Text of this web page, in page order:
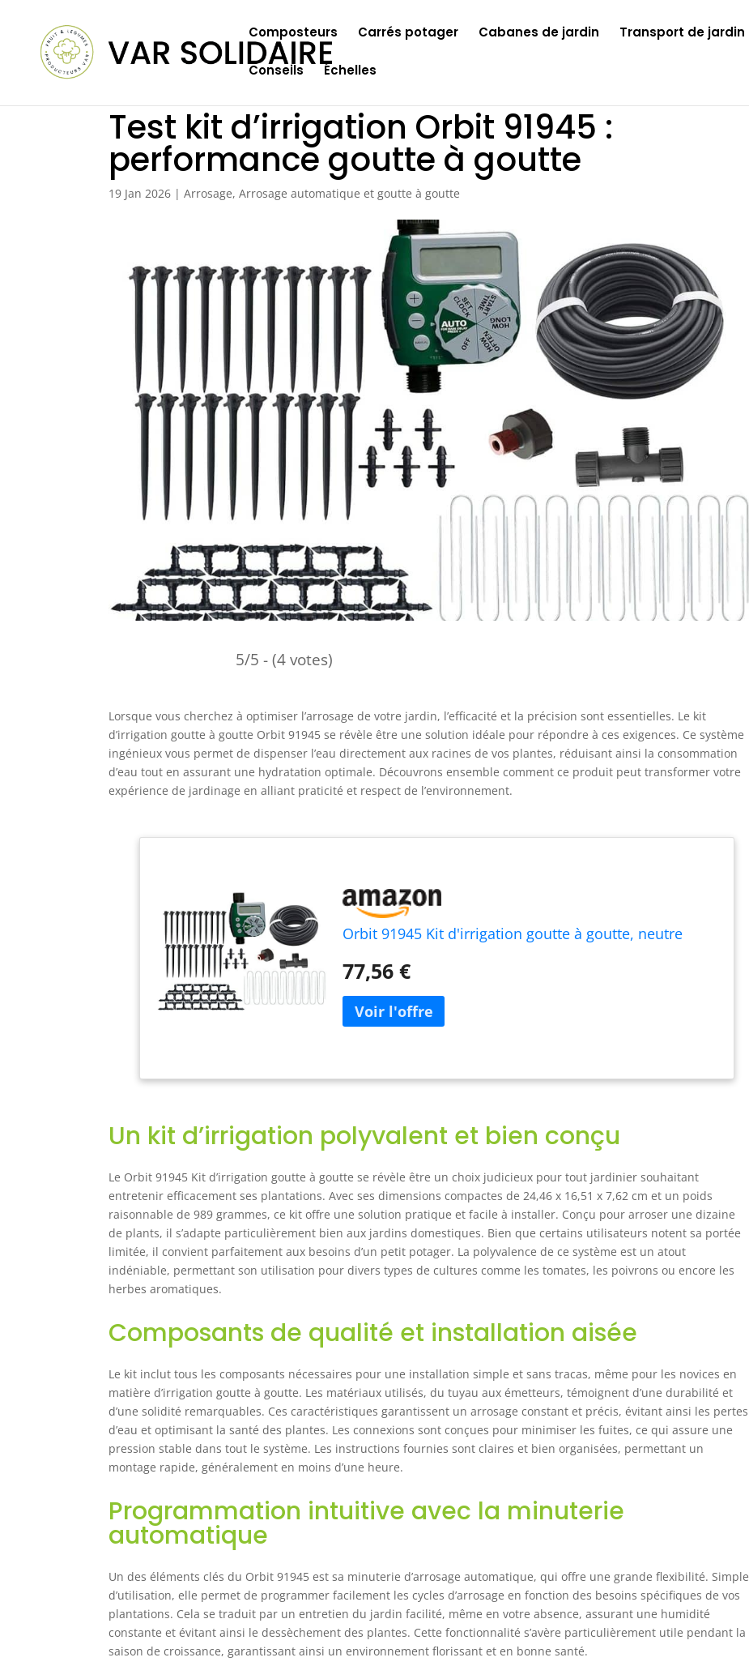
Composteurs Carrés potager Cabanes de jardin Transport de jardin
Conseils Échelles
Test kit d’irrigation Orbit 91945 :
performance goutte à goutte
19 Jan 2026 |Arrosage,Arrosage automatique et goutte à goutte
5/5 - (4 votes)
Lorsque vous cherchez à optimiser l’arrosage de votre jardin, l’efficacité et la précision sont essentielles. Le kit
d’irrigation goutte à goutte Orbit 91945 se révèle être une solution idéale pour répondre à ces exigences. Ce système
ingénieux vous permet de dispenser l’eau directement aux racines de vos plantes, réduisant ainsi la consommation
d’eau tout en assurant une hydratation optimale. Découvrons ensemble comment ce produit peut transformer votre
expérience de jardinage en alliant praticité et respect de l’environnement.
Orbit 91945 Kit d'irrigation goutte à goutte, neutre
77,56 €
Un kit d’irrigation polyvalent et bien conçu
Le Orbit 91945 Kit d’irrigation goutte à goutte se révèle être un choix judicieux pour tout jardinier souhaitant
entretenir efficacement ses plantations. Avec ses dimensions compactes de 24,46 x 16,51 x 7,62 cm et un poids
raisonnable de 989 grammes, ce kit offre une solution pratique et facile à installer. Conçu pour arroser une dizaine
de plants, il s’adapte particulièrement bien aux jardins domestiques. Bien que certains utilisateurs notent sa portée
limitée, il convient parfaitement aux besoins d’un petit potager. La polyvalence de ce système est un atout
indéniable, permettant son utilisation pour divers types de cultures comme les tomates, les poivrons ou encore les
herbes aromatiques.
Composants de qualité et installation aisée
Le kit inclut tous les composants nécessaires pour une installation simple et sans tracas, même pour les novices en
matière d’irrigation goutte à goutte. Les matériaux utilisés, du tuyau aux émetteurs, témoignent d’une durabilité et
d’une solidité remarquables. Ces caractéristiques garantissent un arrosage constant et précis, évitant ainsi les pertes
d’eau et optimisant la santé des plantes. Les connexions sont conçues pour minimiser les fuites, ce qui assure une
pression stable dans tout le système. Les instructions fournies sont claires et bien organisées, permettant un
montage rapide, généralement en moins d’une heure.
Programmation intuitive avec la minuterie
automatique
Un des éléments clés du Orbit 91945 est sa minuterie d’arrosage automatique, qui offre une grande flexibilité. Simple
d’utilisation, elle permet de programmer facilement les cycles d’arrosage en fonction des besoins spécifiques de vos
plantations. Cela se traduit par un entretien du jardin facilité, même en votre absence, assurant une humidité
constante et évitant ainsi le dessèchement des plantes. Cette fonctionnalité s’avère particulièrement utile pendant la
saison de croissance, garantissant ainsi un environnement florissant et en bonne santé.